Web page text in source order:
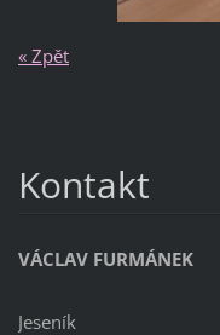
« Zpět
Kontakt
VÁCLAV FURMÁNEK
Jeseník